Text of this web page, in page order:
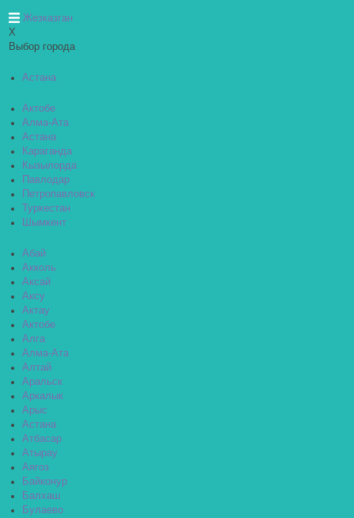
Жезказган
X
Выбор города
Астана
Актобе
Алма-Ата
Астана
Караганда
Кызылорда
Павлодар
Петропавловск
Туркестан
Шымкент
Абай
Акколь
Аксай
Аксу
Актау
Актобе
Алга
Алма-Ата
Алтай
Аральск
Аркалык
Арыс
Астана
Атбасар
Атырау
Аягоз
Байконур
Балхаш
Булаево